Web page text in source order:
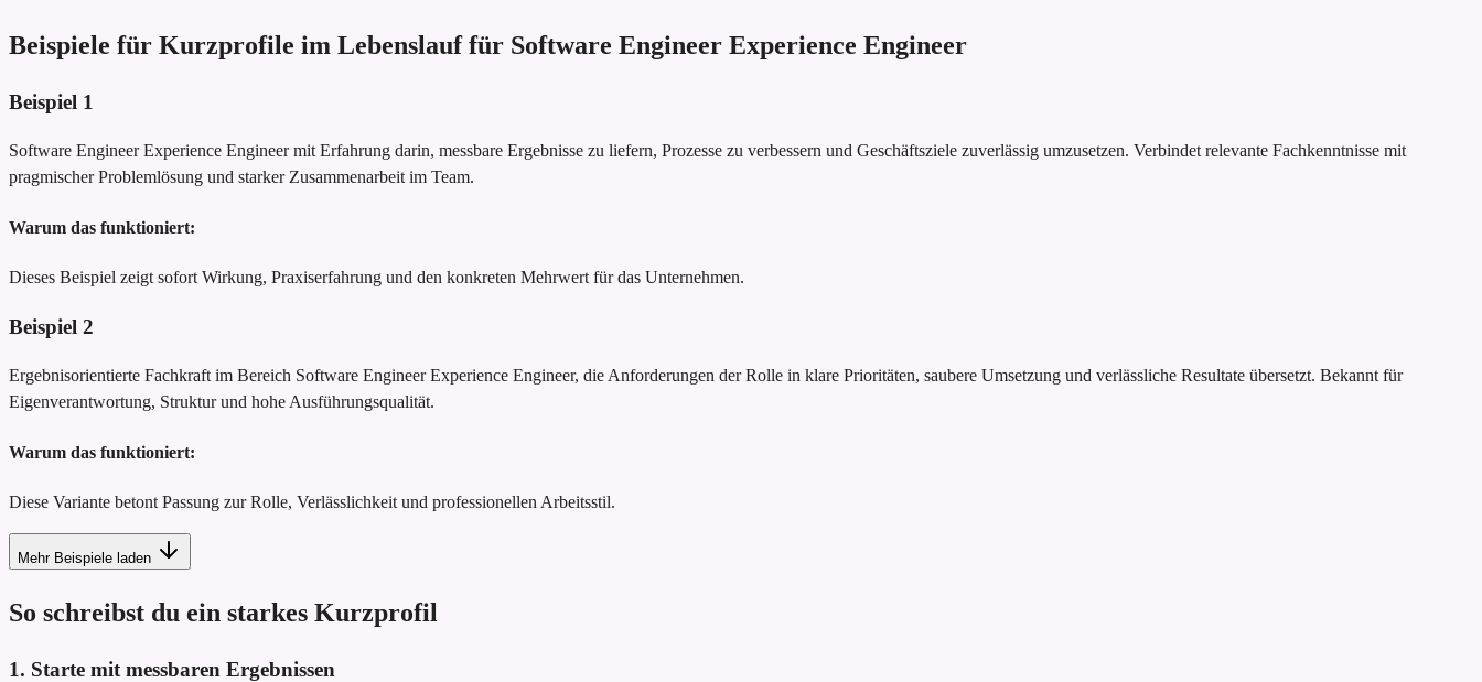
Beispiele für Kurzprofile im Lebenslauf für Software Engineer Experience Engineer
Beispiel 1
Software Engineer Experience Engineer mit Erfahrung darin, messbare Ergebnisse zu liefern, Prozesse zu verbessern und Geschäftsziele zuverlässig umzusetzen. Verbindet relevante Fachkenntnisse mit
pragmischer Problemlösung und starker Zusammenarbeit im Team.
Warum das funktioniert:
Dieses Beispiel zeigt sofort Wirkung, Praxiserfahrung und den konkreten Mehrwert für das Unternehmen.
Beispiel 2
Ergebnisorientierte Fachkraft im Bereich Software Engineer Experience Engineer, die Anforderungen der Rolle in klare Prioritäten, saubere Umsetzung und verlässliche Resultate übersetzt. Bekannt für
Eigenverantwortung, Struktur und hohe Ausführungsqualität.
Warum das funktioniert:
Diese Variante betont Passung zur Rolle, Verlässlichkeit und professionellen Arbeitsstil.
Mehr Beispiele laden
So schreibst du ein starkes Kurzprofil
1. Starte mit messbaren Ergebnissen